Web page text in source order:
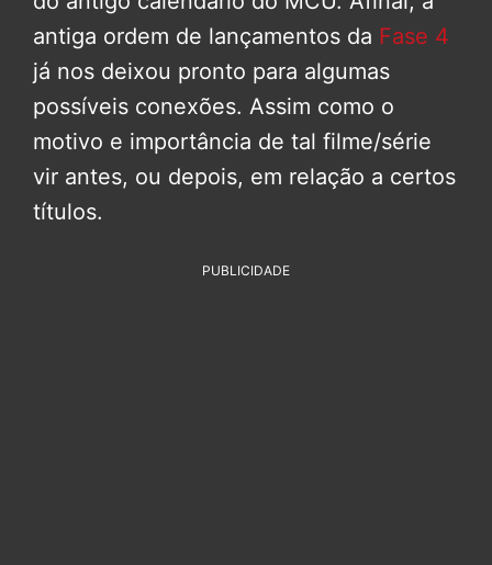
antiga ordem de lançamentos da Fase 4
já nos deixou pronto para algumas
possíveis conexões. Assim como o
motivo e importância de tal filme/série
vir antes, ou depois, em relação a certos
títulos.
PUBLICIDADE